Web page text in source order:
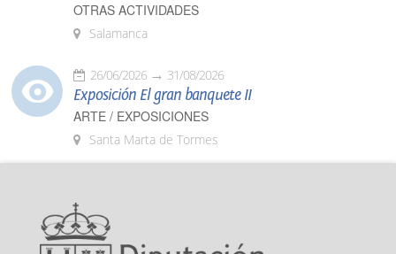
OTRAS ACTIVIDADES
Salamanca
26/06/2026 31/08/2026
Exposición El gran banquete II
ARTE / EXPOSICIONES
Santa Marta de Tormes